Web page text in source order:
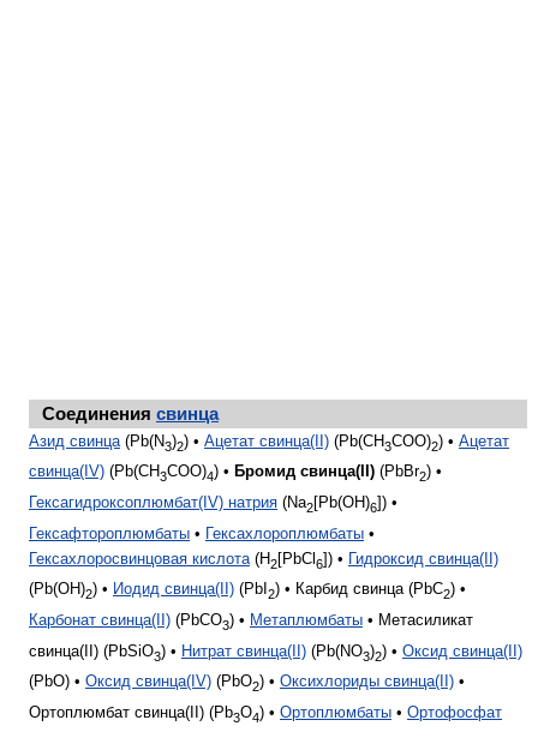
Соединения свинца
Азид свинца (Pb(N3)2) • Ацетат свинца(II) (Pb(CH3COO)2) • Ацетат
свинца(IV) (Pb(CH3COO)4) • Бромид свинца(II) (PbBr2) •
Гексагидроксоплюмбат(IV) натрия (Na2[Pb(OH)6]) •
Гексафтороплюмбаты • Гексахлороплюмбаты •
Гексахлоросвинцовая кислота (H2[PbCl6]) • Гидроксид свинца(II)
(Pb(OH)2) • Иодид свинца(II) (PbI 2) • Карбид свинца (PbC2) •
Карбонат свинца(II) (PbCO3) • Метаплюмбаты • Метасиликат
свинца(II) (PbSiO3) • Нитрат свинца(II) (Pb(NO3)2) • Оксид свинца(II)
(PbO) • Оксид свинца(IV) (PbO2) • Оксихлориды свинца(II) •
Ортоплюмбат свинца(II) (Pb3O4) • Ортоплюмбаты • Ортофосфат